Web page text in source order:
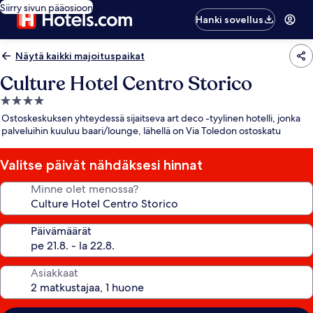
Siirry sivun pääosioon
Hanki sovellus
Näytä kaikki majoituspaikat
Culture Hotel Centro Storico
4.0
tähden
majoituspaikka
Ostoskeskuksen yhteydessä sijaitseva art deco -tyylinen hotelli, jonka
palveluihin kuuluu baari/lounge, lähellä on Via Toledon ostoskatu
Valitse päivät nähdäksesi hinnat
Minne olet menossa?
Päivämäärät
Asiakkaat